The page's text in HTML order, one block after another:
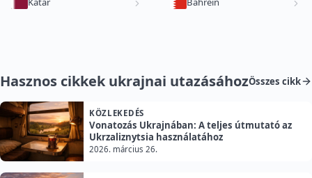
Hasznos cikkek ukrajnai utazásáhozÖsszes cikk
KÖZLEKEDÉS
Vonatozás Ukrajnában: A teljes útmutató az
Ukrzaliznytsia használatához
2026. március 26.